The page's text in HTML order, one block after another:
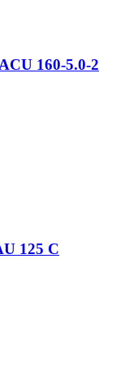
160-5.0-2
125 C